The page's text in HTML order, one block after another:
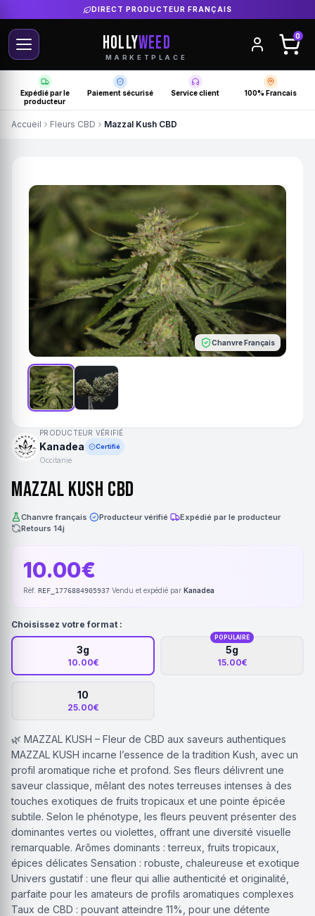
DIRECT PRODUCTEUR FRANÇAIS
HOLLYWEED
MARKETPLACE
0
Expédié par le
producteur
Paiement sécurisé Service client 100% Francais
Accueil Fleurs CBD Mazzal Kush CBD
Chanvre Français
PRODUCTEUR VÉRIFIÉ
Kanadea Certifié
Occitanie
Mazzal Kush CBD
Chanvre français Producteur vérifié Expédié par le producteur·
Retours 14j
10.00€
Réf. REF_1776884905937 Vendu et expédié par Kanadea
Choisissez votre format :
3g
10.00€
POPULAIRE
5g
15.00€
10
25.00€
🌿 MAZZAL KUSH – Fleur de CBD aux saveurs authentiques
MAZZAL KUSH incarne l’essence de la tradition Kush, avec un
profil aromatique riche et profond. Ses fleurs délivrent une
saveur classique, mêlant des notes terreuses intenses à des
touches exotiques de fruits tropicaux et une pointe épicée
subtile. Selon le phénotype, les fleurs peuvent présenter des
dominantes vertes ou violettes, offrant une diversité visuelle
remarquable. Arômes dominants : terreux, fruits tropicaux,
épices délicates Sensation : robuste, chaleureuse et exotique
Univers gustatif : une fleur qui allie authenticité et originalité,
parfaite pour les amateurs de profils aromatiques complexes
Taux de CBD : pouvant atteindre 11%, pour une détente